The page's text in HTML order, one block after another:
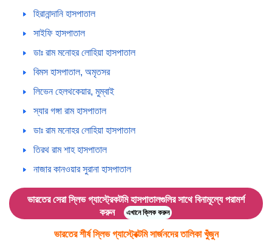
হিরানান্দানি হাসপাতাল
সাইফি হাসপাতাল
ডাঃ রাম মনোহর লোহিয়া হাসপাতাল
বিমস হাসপাতাল, অমৃতসর
লিভেন হেলথকেয়ার, মুম্বাই
স্যার গঙ্গা রাম হাসপাতাল
ডাঃ রাম মনোহর লোহিয়া হাসপাতাল
তিরথ রাম শাহ হাসপাতাল
নাজার কানওয়ার সুরানা হাসপাতাল
ভারতের সেরা স্লিভ গ্যাস্ট্রেকটমি হাসপাতালগুলির সাথে বিনামূল্যে পরামর্শ
করুন
এখানে ক্লিক করুন
ভারতের শীর্ষ স্লিভ গ্যাস্ট্রেক্টমি সার্জনদের তালিকা খুঁজুন